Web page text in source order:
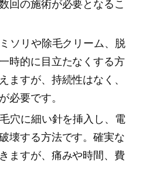
回の施術が必要となるこ
ソリや除毛クリーム、脱
時的に目立たなくする方
ますが、持続性はなく、
必要です。
穴に細い針を挿入し、電
壊する方法です。確実な
ますが、痛みや時間、費